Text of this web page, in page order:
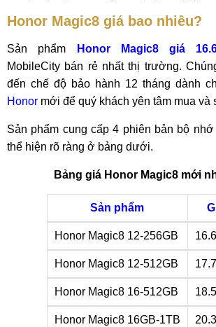
Honor Magic8 giá bao nhiêu?
Sản phẩm Honor Magic8 giá
MobileCity bán rẻ nhất thị trường.
đến chế độ bảo hành 12 tháng dành
Honor mới để quý khách yên tâm mua và
Sản phẩm cung cấp 4 phiên bản bộ
thể hiện rõ ràng ở bảng dưới.
Bảng giá Honor Magic8 mới
Sản phẩm
Honor Magic8 12-256GB
Honor Magic8 12-512GB
Honor Magic8 16-512GB
Honor Magic8 16GB-1TB